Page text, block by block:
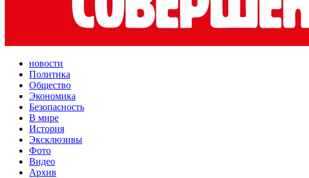
новости
Политика
Общество
Экономика
Безопасность
В мире
История
Эксклюзивы
Фото
Видео
Архив